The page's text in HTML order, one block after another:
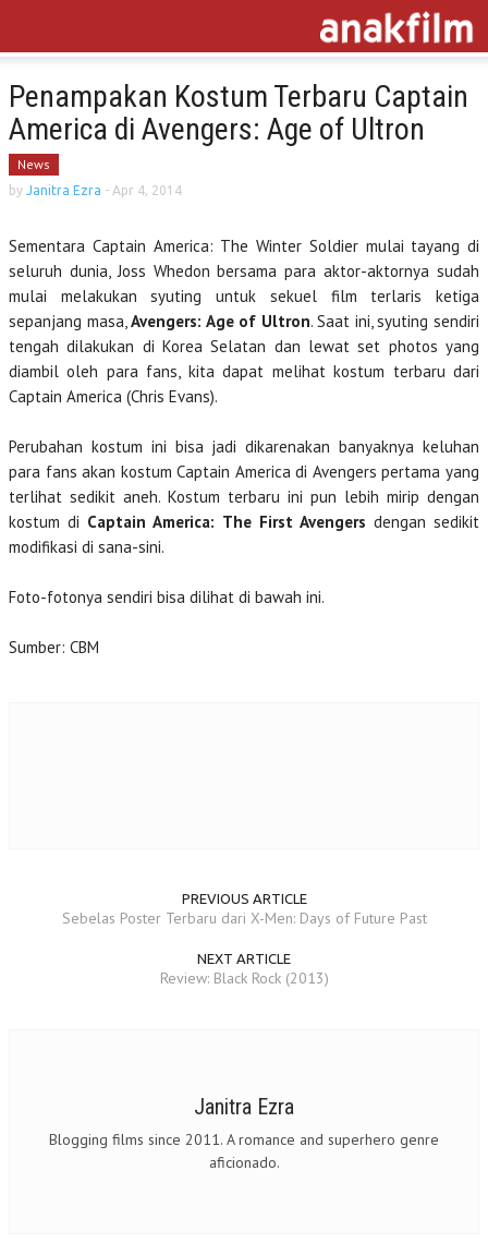
Penampakan Kostum Terbaru Captain
America di Avengers: Age of Ultron
News
by Janitra Ezra - Apr 4, 2014
Sementara Captain America: The Winter Soldier mulai tayang di
seluruh dunia, Joss Whedon bersama para aktor-aktornya sudah
mulai melakukan syuting untuk sekuel film terlaris ketiga
sepanjang masa,Avengers: Age of Ultron. Saat ini, syuting sendiri
tengah dilakukan di Korea Selatan dan lewat set photos yang
diambil oleh para fans, kita dapat melihat kostum terbaru dari
Captain America (Chris Evans).
Perubahan kostum ini bisa jadi dikarenakan banyaknya keluhan
para fans akan kostum Captain America di Avengers pertama yang
terlihat sedikit aneh. Kostum terbaru ini pun lebih mirip dengan
kostum di Captain America: The First Avengers dengan sedikit
modifikasi di sana-sini.
Foto-fotonya sendiri bisa dilihat di bawah ini.
Sumber: CBM
PREVIOUS ARTICLE
Sebelas Poster Terbaru dari X-Men: Days of Future Past
NEXT ARTICLE
Review: Black Rock (2013)
Janitra Ezra
Blogging films since 2011. A romance and superhero genre
aficionado.